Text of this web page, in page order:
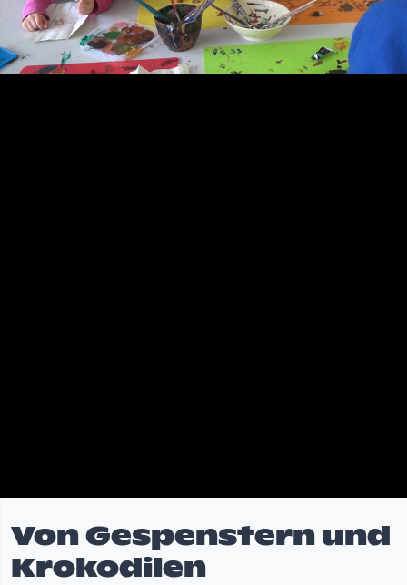
Video
Von Gespenstern und
Krokodilen